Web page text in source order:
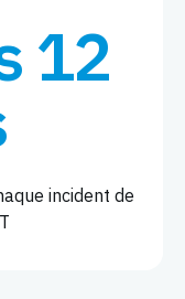
12
incident de